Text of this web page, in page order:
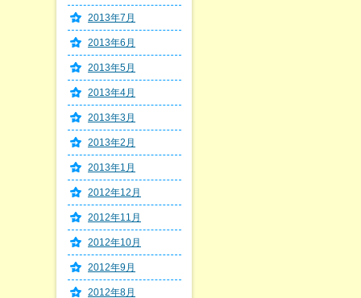
2013年7月
2013年6月
2013年5月
2013年4月
2013年3月
2013年2月
2013年1月
2012年12月
2012年11月
2012年10月
2012年9月
2012年8月